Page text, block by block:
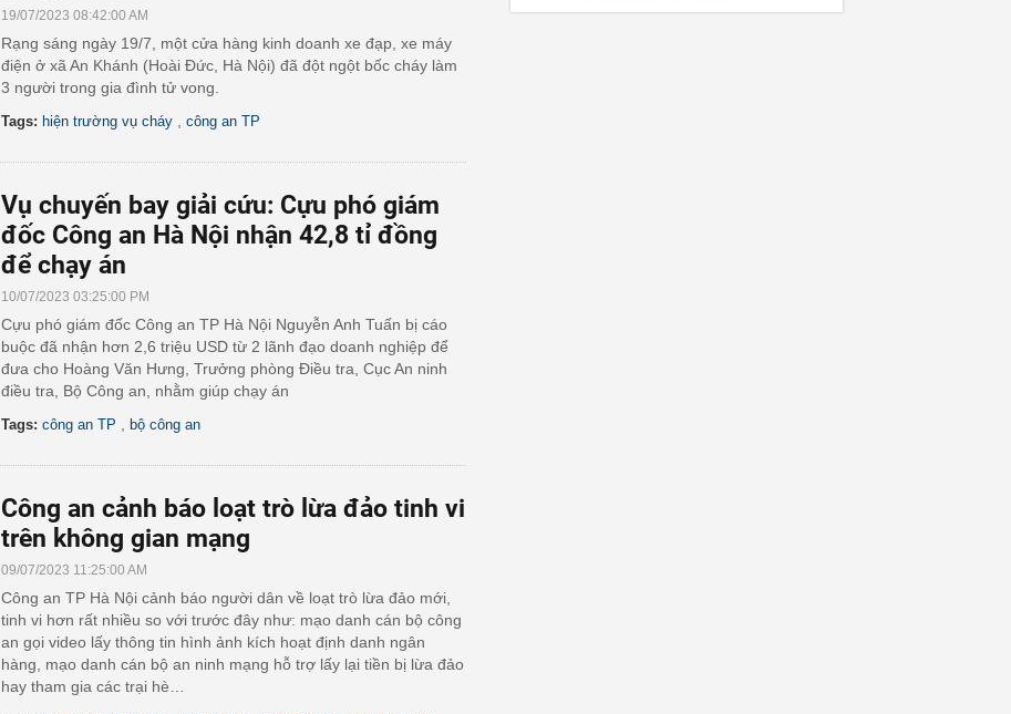
19/07/2023 08:42:00 AM
Rạng sáng ngày 19/7, một cửa hàng kinh doanh xe đạp, xe máy
điện ở xã An Khánh (Hoài Đức, Hà Nội) đã đột ngột bốc cháy làm
3 người trong gia đình tử vong.
Tags: hiện trường vụ cháy công an TP
Vụ chuyến bay giải cứu: Cựu phó giám
đốc Công an Hà Nội nhận 42,8 tỉ đồng
để chạy án
10/07/2023 03:25:00 PM
Cựu phó giám đốc Công an TP Hà Nội Nguyễn Anh Tuấn bị cáo
buộc đã nhận hơn 2,6 triệu USD từ 2 lãnh đạo doanh nghiệp để
đưa cho Hoàng Văn Hưng, Trưởng phòng Điều tra, Cục An ninh
điều tra, Bộ Công an, nhằm giúp chạy án
Tags: công an TP bộ công an
Công an cảnh báo loạt trò lừa đảo tinh vi
trên không gian mạng
09/07/2023 11:25:00 AM
Công an TP Hà Nội cảnh báo người dân về loạt trò lừa đảo mới,
tinh vi hơn rất nhiều so với trước đây như: mạo danh cán bộ công
an gọi video lấy thông tin hình ảnh kích hoạt định danh ngân
hàng, mạo danh cán bộ an ninh mạng hỗ trợ lấy lại tiền bị lừa đảo
hay tham gia các trại hè…